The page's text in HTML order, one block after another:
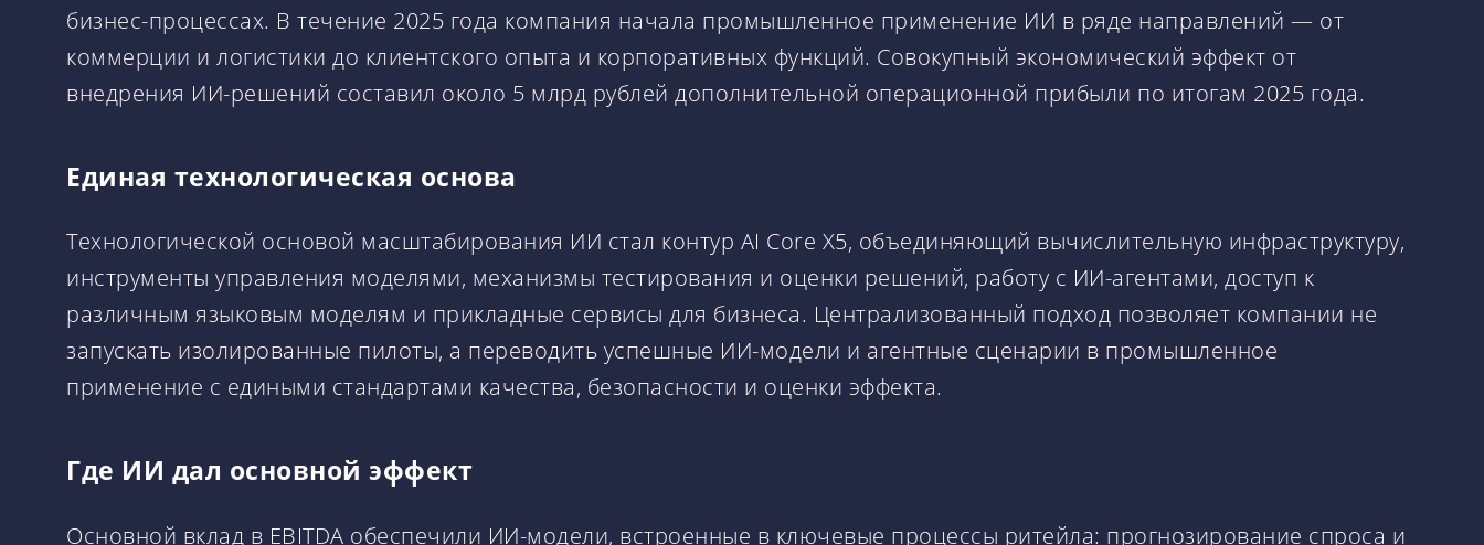
бизнес-процессах. В течение 2025 года компания начала промышленное применение ИИ в ряде направлений — от
коммерции и логистики до клиентского опыта и корпоративных функций. Совокупный экономический эффект от
внедрения ИИ-решений составил около 5 млрд рублей дополнительной операционной прибыли по итогам 2025 года.
Единая технологическая основа
Технологической основой масштабирования ИИ стал контур AI Core X5, объединяющий вычислительную инфраструктуру,
инструменты управления моделями, механизмы тестирования и оценки решений, работу с ИИ-агентами, доступ к
различным языковым моделям и прикладные сервисы для бизнеса. Централизованный подход позволяет компании не
запускать изолированные пилоты, а переводить успешные ИИ-модели и агентные сценарии в промышленное
применение с едиными стандартами качества, безопасности и оценки эффекта.
Где ИИ дал основной эффект
Основной вклад в EBITDA обеспечили ИИ-модели, встроенные в ключевые процессы ритейла: прогнозирование спроса и